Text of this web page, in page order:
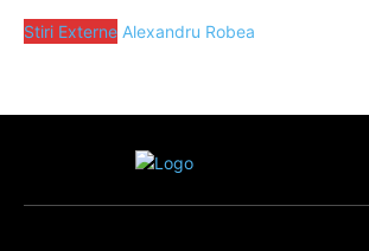
Stiri Externe Alexandru Robea